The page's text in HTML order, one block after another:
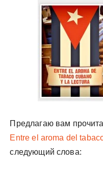
Предлагаю вам
Entre el aroma del
следующий слова: